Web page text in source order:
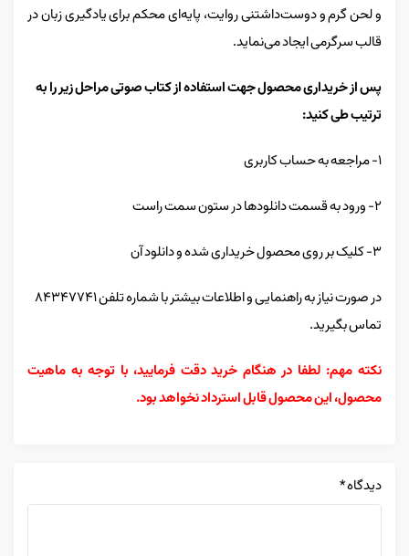
و لحن گرم و دوست‌داشتنی روایت، پایه‌ای محکم برای یادگیری زبان در
قالب سرگرمی ایجاد می‌نماید.
پس از خریداری محصول جهت استفاده از کتاب صوتی مراحل زیر را به
ترتیب طی کنید:
۱- مراجعه به حساب کاربری
۲- ورود به قسمت دانلودها در ستون سمت راست
۳- کلیک بر روی محصول خریداری شده و دانلود آن
در صورت نیاز به راهنمایی و اطلاعات بیشتر با شماره تلفن ۸۴۳۴۷۷۴۱
تماس بگیرید.
نکته مهم: لطفا در هنگام خرید دقت فرمایید، با توجه به ماهیت
محصول، این محصول قابل استرداد نخواهد بود.
دیدگاه*